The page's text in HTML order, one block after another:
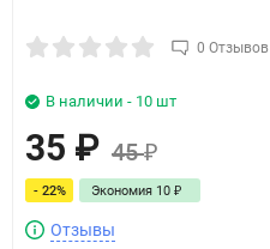
0 Отзывов
В наличии - 10 шт
35 ₽ 45₽
- 22% Экономия 10 ₽
Отзывы